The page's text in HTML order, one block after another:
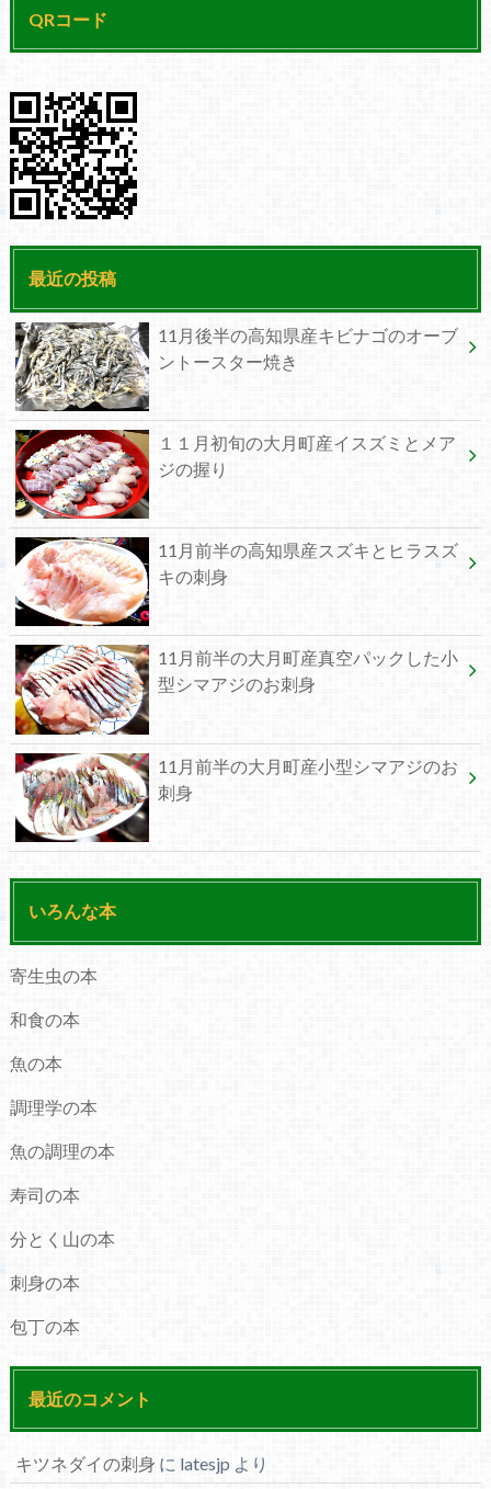
QRコード
最近の投稿
11月後半の高知県産キビナゴのオーブ
ントースター焼き
１１月初旬の大月町産イスズミとメア
ジの握り
11月前半の高知県産スズキとヒラスズ
キの刺身
11月前半の大月町産真空パックした小
型シマアジのお刺身
11月前半の大月町産小型シマアジのお
刺身
いろんな本
寄生虫の本
和食の本
魚の本
調理学の本
魚の調理の本
寿司の本
分とく山の本
刺身の本
包丁の本
最近のコメント
キツネダイの刺身 に latesjp より